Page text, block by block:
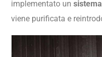
implementato un
viene purificata e